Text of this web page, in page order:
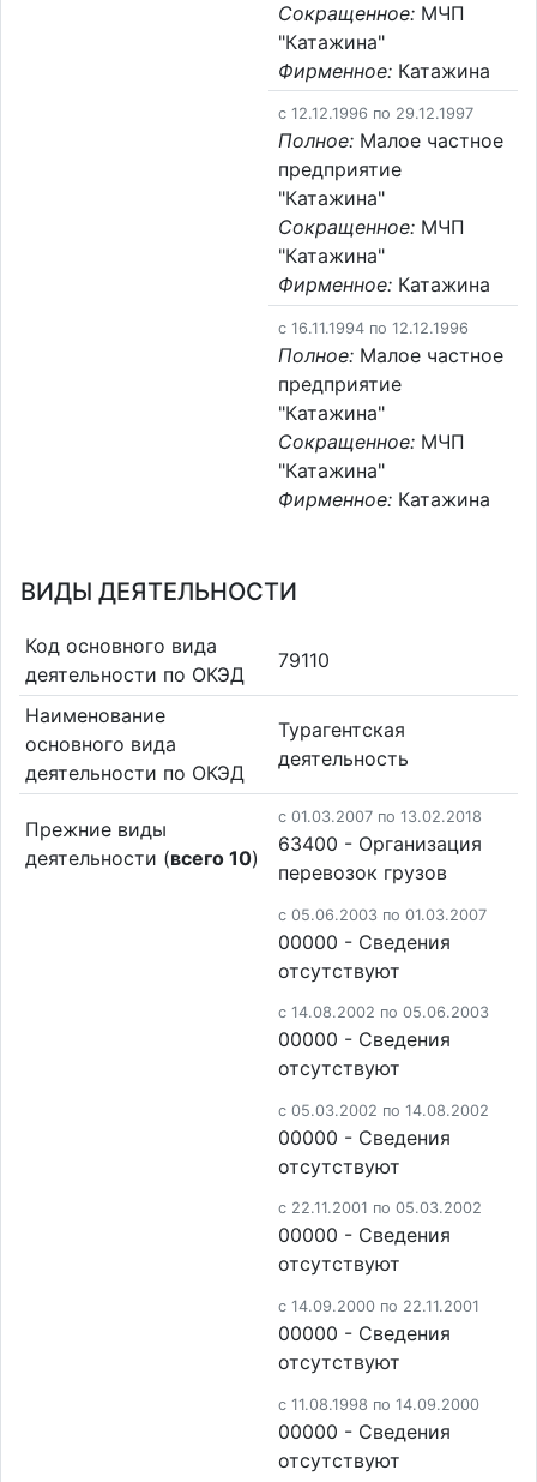
Сокращенное: МЧП
"Катажина"
Фирменное: Катажина
c 12.12.1996 по 29.12.1997
Полное: Малое частное
предприятие
"Катажина"
Сокращенное: МЧП
"Катажина"
Фирменное: Катажина
c 16.11.1994 по 12.12.1996
Полное: Малое частное
предприятие
"Катажина"
Сокращенное: МЧП
"Катажина"
Фирменное: Катажина
ВИДЫ ДЕЯТЕЛЬНОСТИ
Код основного вида
деятельности по ОКЭД
79110
Наименование
основного вида
деятельности по ОКЭД
Турагентская
деятельность
Прежние виды
деятельности (всего 10)
c 01.03.2007 по 13.02.2018
63400 - Организация
перевозок грузов
c 05.06.2003 по 01.03.2007
00000 - Cведения
отсутствуют
c 14.08.2002 по 05.06.2003
00000 - Cведения
отсутствуют
c 05.03.2002 по 14.08.2002
00000 - Cведения
отсутствуют
c 22.11.2001 по 05.03.2002
00000 - Cведения
отсутствуют
c 14.09.2000 по 22.11.2001
00000 - Cведения
отсутствуют
c 11.08.1998 по 14.09.2000
00000 - Cведения
отсутствуют